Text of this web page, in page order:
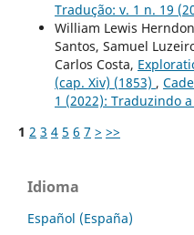
Tradução: v. 1 n. 19
William Lewis
Santos, Samuel
Carlos Costa,
(cap. Xiv) (1853) ,
1 (2022): Traduzindo
1 2 3 4 5 6 7 > >>
Idioma
Español (España)